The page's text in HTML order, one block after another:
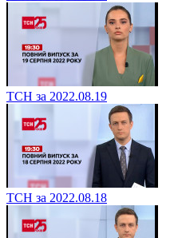
ТСН за 2022.08.19
ТСН за 2022.08.18